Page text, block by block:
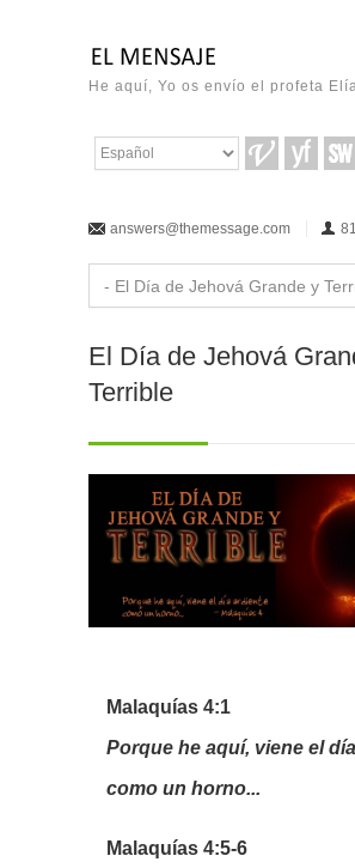
He aquí, Yo os envío el profeta
answers@themessage.com
El Día de Jehová
Terrible
Malaquías 4:1
Porque he aquí, viene el
como un horno...
Malaquías 4:5-6